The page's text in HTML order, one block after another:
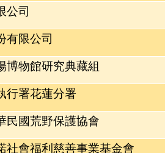
公司
有限公司
博物館研究典藏組
行署花蓮分署
民國荒野保護協會
社會福利慈善事業基金會